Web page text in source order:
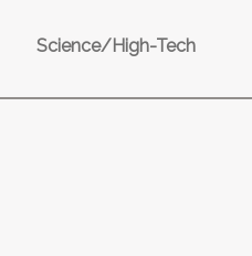
Science/High-Tech